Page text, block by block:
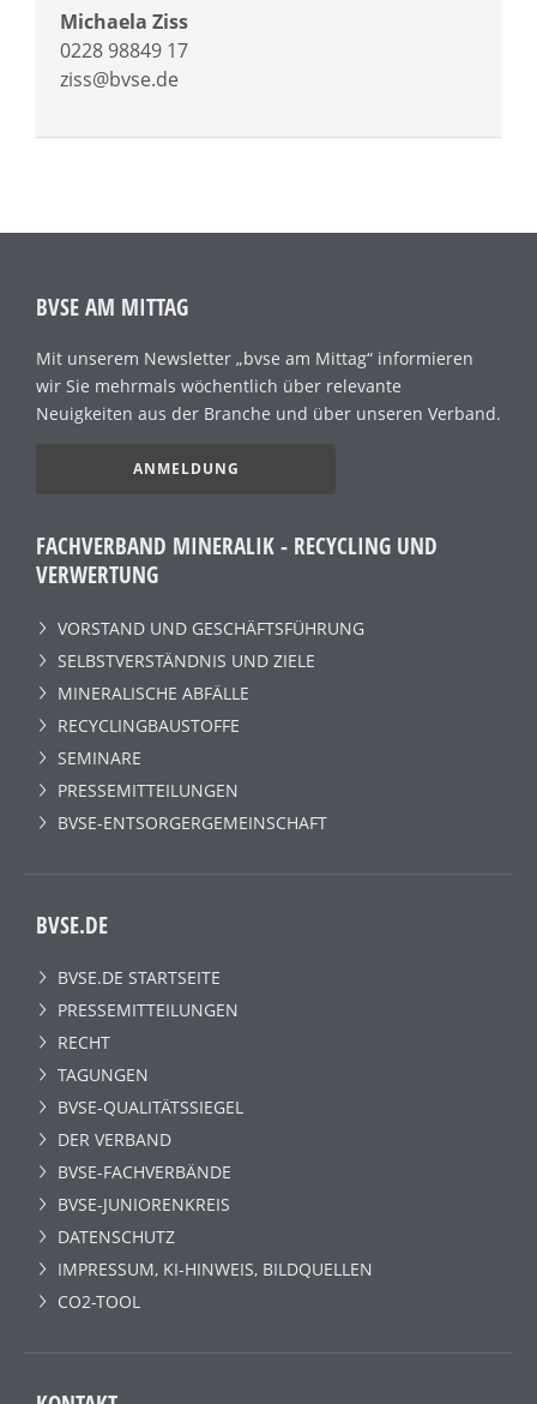
Michaela Ziss
0228 98849 17
ziss@bvse.de
BVSE AM MITTAG
Mit unserem Newsletter „bvse am Mittag“ informieren
wir Sie mehrmals wöchentlich über relevante
Neuigkeiten aus der Branche und über unseren Verband.
ANMELDUNG
FACHVERBAND MINERALIK - RECYCLING UND
VERWERTUNG
VORSTAND UND GESCHÄFTSFÜHRUNG
SELBSTVERSTÄNDNIS UND ZIELE
MINERALISCHE ABFÄLLE
RECYCLINGBAUSTOFFE
SEMINARE
PRESSEMITTEILUNGEN
BVSE-ENTSORGERGEMEINSCHAFT
BVSE.DE
BVSE.DE STARTSEITE
PRESSEMITTEILUNGEN
RECHT
TAGUNGEN
BVSE-QUALITÄTSSIEGEL
DER VERBAND
BVSE-FACHVERBÄNDE
BVSE-JUNIORENKREIS
DATENSCHUTZ
IMPRESSUM, KI-HINWEIS, BILDQUELLEN
CO2-TOOL